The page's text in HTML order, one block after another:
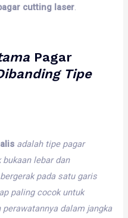
cutting laser.
Pagar
Tipe
adalah tipe pagar
bukaan lebar dan
bergerak pada satu garis
paling cocok untuk
perawatannya dalam jangka